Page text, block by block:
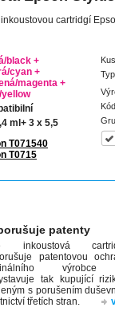
cartridgí
black +
cyan +
magenta +
ml+ 3 x 5,5
T071540
T0715
patenty
inkoustová
patentovou
tak kupující
s porušením
třetích stran.